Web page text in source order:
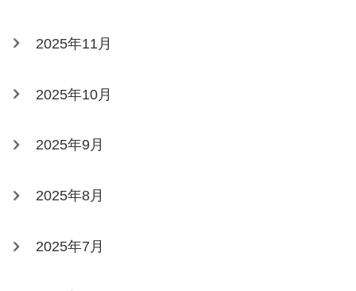
2025年11月
2025年10月
2025年9月
2025年8月
2025年7月